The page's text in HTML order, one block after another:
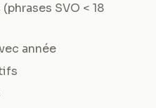
SVO < 18
année